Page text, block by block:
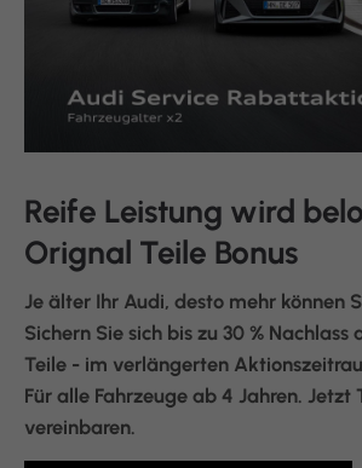
Reife Leistung wird
Orignal Teile Bonus
Je älter Ihr Audi, desto mehr können
Sichern Sie sich bis zu 30 %
Teile - im verlängerten
Für alle Fahrzeuge ab 4 Jahren. Jetzt
vereinbaren.